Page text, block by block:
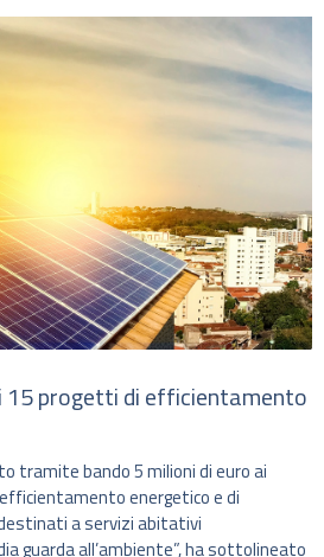
progetti di efficientamento
tramite bando 5 milioni di euro ai
energetico e di
a servizi abitativi
guarda all’ambiente”, ha sottolineato